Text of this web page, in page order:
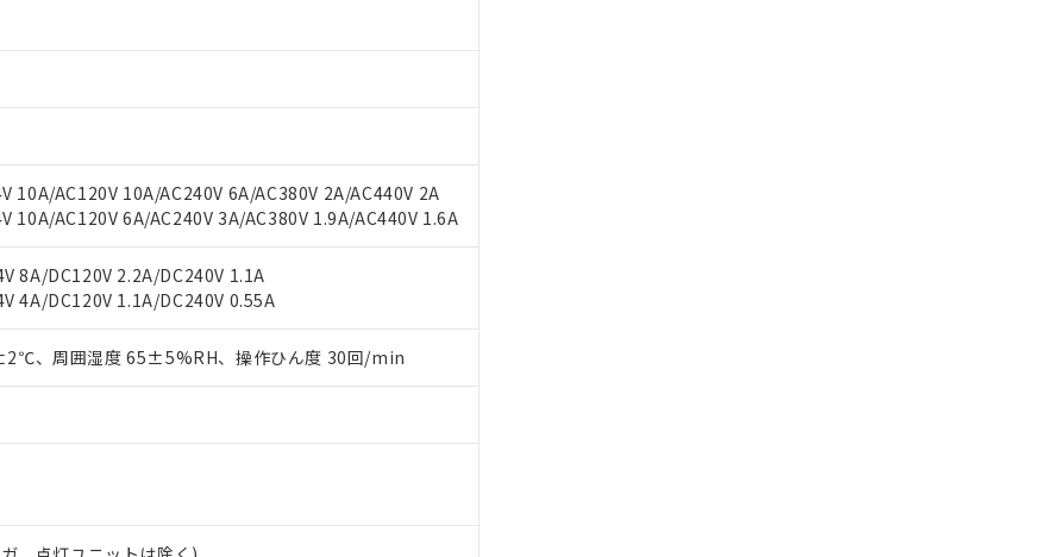
10A/AC120V 10A/AC240V 6A/AC380V 2A/AC440V 2A
10A/AC120V 6A/AC240V 3A/AC380V 1.9A/AC440V 1.6A
8A/DC120V 2.2A/DC240V 1.1A
4A/DC120V 1.1A/DC240V 0.55A
、周囲湿度 65±5%RH、操作ひん度 30回/min
ただき、同意のうえご利用ください。
当社制御機器事業取扱商品の当社在庫状況および標準価格(税抜)を提供させていただ
業取扱商品の中には、本サービスの対象外となる商品もあることをご了承ください。
準価格照会結果は、記載している更新日時点での社内データに基づき作成されるも
れた時点での実際の在庫および標準価格とは異なる場合があることをご了承くださ
よび標準価格はお客様のお取引先、またはお客様担当のオムロン制御機器販売店・
相談ください。
器販売店や当社販売拠点は「販売ネットワーク
」をご確認ください。
準価格結果を当社の事前の承諾なく第三者に漏洩または開示しないようお願いしま
ます。
サイト上で当社にご登録された部品リストについて、当社および当社の共同利用者
サービスに関するお客様との取引・商談に必要な範囲で利用することをご了承くだ
指令（10物質）の非含有に非対応の商品で、対応品を出す予定はありません。
指令（10物質）の非含有の対応状況を調査中または確認中の商品です。
料など無形物で、有害物質有無と関係のない商品です。
、非含有部品としていたものが、含有品と判明した場合などやむを得ず変更すること
(Hg) 1000ppm以下、 カドミウム(Cd) 100ppm以下、
以下、ポリ臭化ビフェニル類(PBB) 1000ppm以下、ポリ臭化ジフェニルエーテル類(PBDE) 1000ppm以下、
シル) (DEHP)(別名：DOP) 1000ppm以下、フタル酸ブチルベンジル（BBP） 1000ppm以下、フタル酸ジブチ
フタル酸ジイソブチル (DIBP) 1000ppm以下
視および制御機器に対する適用除外項目は除く。
については閾値を超える意図的な使用がないことを確認しています。
況などにより、予定月が前後することがあります。
ウンロード
有率が中国RoHSの基準値以下であることを示します。
含有率が中国RoHSの基準値を超えていることを示します。
当社販売部門へお問い合わせください。
(GB/T26572)：
) : 1000ppm、 Cd(カドミウム) : 100ppm、
、 PBBs(ポリ臭化ビフェニル類) : 1000ppm、 PBDEs(ポリ臭化ジフェニルエーテル類) : 1000ppm、
、 DIBP(フタル酸ジイソブチル) : 1000ppm、 BBP(フタル酸ブチルベンジル) : 1000ppm、
限
物質）のすべてが基準値以下であることを示します。
況下において有害物質が外部に漏えいし、環境に深刻な影響を及ぼさない年数を意
当社販売部門へお問い合わせください。
貴社製品のうち、外国為替および外国貿易法に定める商品（以下｢規制貨物等」とい
は国外への提供する場合は、日本国政府の輸出許可(または役務取引許可)を取得する
続きをとります。
、核兵器、ミサイル、化学兵器、生物兵器またはその他武器並びにこれらの製造装
いたしません。
品を第三者に販売する場合は、上記1、2および3の内容を当該第三者に通知します。
先および販売に係わる関係者が違法に輸出するおそれがある場合は、取り引きをい
の在庫あり
満たないが在庫あり
新の在庫状況については、お客様のお取引先、またはお客様担当のオムロン制御
・当社販売員にご確認ください)
種、また在庫状況の情報を公開していない機種